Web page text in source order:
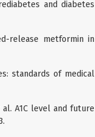
and diabetes
release metformin in
standards of medical
al. A1C level and future